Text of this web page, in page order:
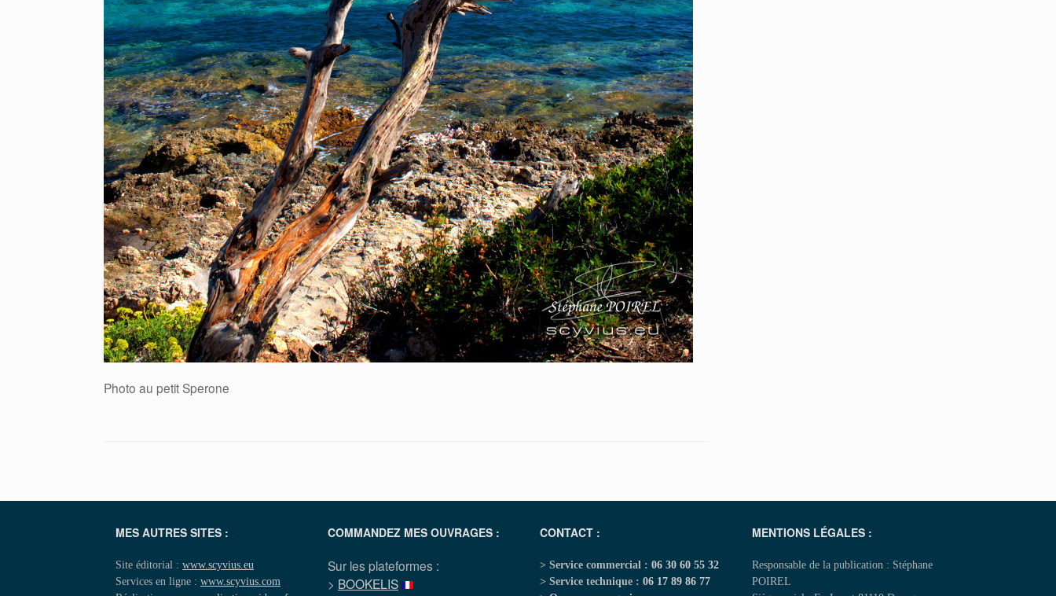
Photo au petit Sperone
MES AUTRES SITES :
Site éditorial : www.scyvius.eu
Services en ligne : www.scyvius.com
COMMANDEZ MES OUVRAGES :
Sur les plateformes :
> BOOKELIS
CONTACT :
> Service commercial : 06 30 60 55 32
> Service technique : 06 17 89 86 77
MENTIONS LÉGALES :
Responsable de la publication : Stéphane
POIREL